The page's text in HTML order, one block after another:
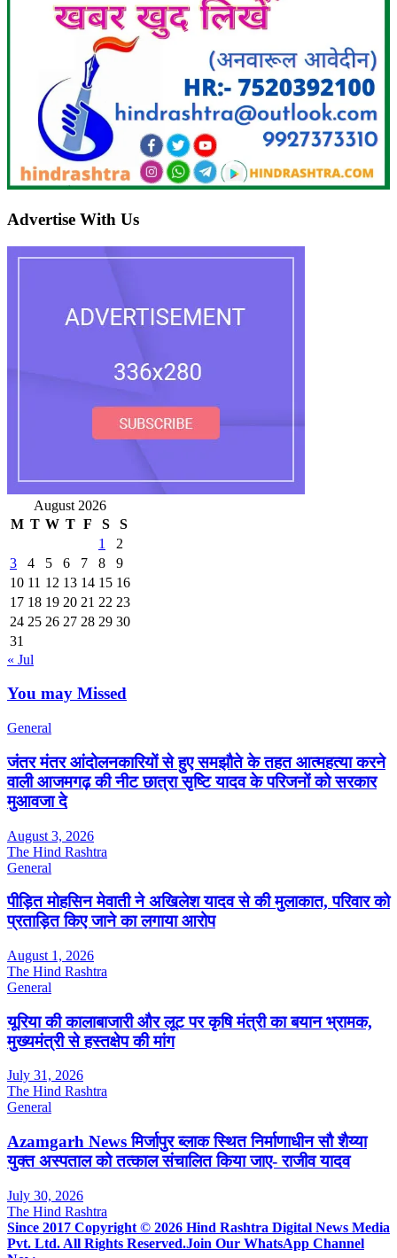
Advertise With Us
August 2026
M T W T F S
S
1
2
3
4 5 6 7 8
9
10 11 12 13 14 15 16
17 18 19 20 21 22 23
24 25 26 27 28 29 30
31
« Jul
You may Missed
General
जंतर मंतर आंदोलनकारियों से हुए समझौते के तहत आत्महत्या करने
वाली आजमगढ़ की नीट छात्रा सृष्टि यादव के परिजनों को सरकार
मुआवजा दे
August 3, 2026
The Hind Rashtra
General
पीड़ित मोहसिन मेवाती ने अखिलेश यादव से की मुलाकात, परिवार को
प्रताड़ित किए जाने का लगाया आरोप
August 1, 2026
The Hind Rashtra
General
यूरिया की कालाबाजारी और लूट पर कृषि मंत्री का बयान भ्रामक,
मुख्यमंत्री से हस्तक्षेप की मांग
July 31, 2026
The Hind Rashtra
General
Azamgarh News मिर्जापुर ब्लाक स्थित निर्माणाधीन सौ शैय्या
युक्त अस्पताल को तत्काल संचालित किया जाए- राजीव यादव
July 30, 2026
The Hind Rashtra
Since 2017 Copyright © 2026 Hind Rashtra Digital News Media
Pvt. Ltd. All Rights Reserved.Join Our WhatsApp Channel